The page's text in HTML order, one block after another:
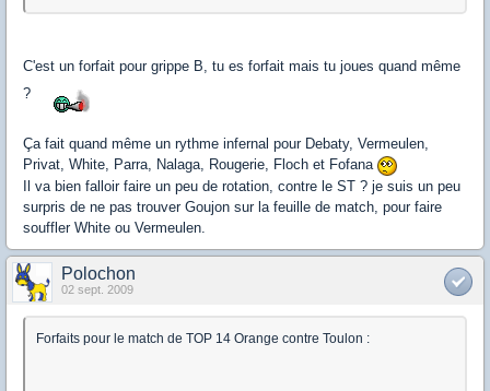
C'est un forfait pour grippe B, tu es forfait mais tu joues quand même
?
Ça fait quand même un rythme infernal pour Debaty, Vermeulen,
Privat, White, Parra, Nalaga, Rougerie, Floch et Fofana
Il va bien falloir faire un peu de rotation, contre le ST ? je suis un peu
surpris de ne pas trouver Goujon sur la feuille de match, pour faire
souffler White ou Vermeulen.
Polochon
02 sept. 2009
Forfaits pour le match de TOP 14 Orange contre Toulon :